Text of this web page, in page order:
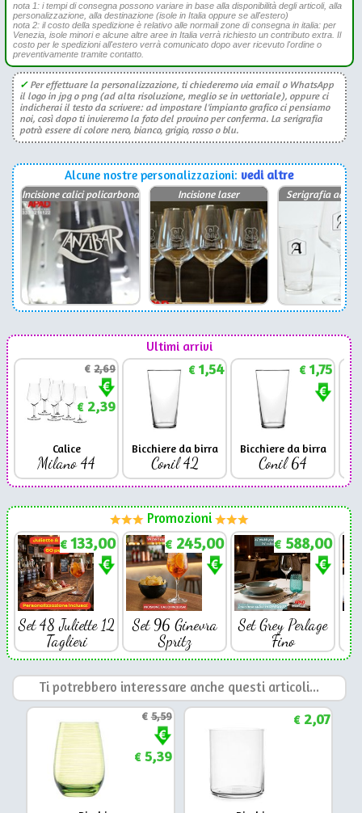
nota 1: i tempi di consegna possono variare in base alla disponibilità degli articoli, alla
personalizzazione, alla destinazione (isole in Italia oppure se all'estero)
nota 2: il costo della spedizione è relativo alle normali zone di consegna in italia: per
Venezia, isole minori e alcune altre aree in Italia verrà richiesto un contributo extra. Il
costo per le spedizioni all'estero verrà comunicato dopo aver ricevuto l'ordine o
preventivamente tramite contatto.
✓Per effettuare la personalizzazione, ti chiederemo via email o WhatsApp
il logo in jpg o png (ad alta risoluzione, meglio se in vettoriale), oppure ci
indicherai il testo da scrivere: ad impostare l'impianto grafico ci pensiamo
noi, così dopo ti invieremo la foto del provino per conferma. La serigrafia
potrà essere di colore nero, bianco, grigio, rosso o blu.
Alcune nostre personalizzazioni: vedi altre
Incisione calici policarbonato Incisione laser Serigrafia ad un
Ultimi arrivi
€2,69
€2,39
Calice
Milano 44
€1,54
Bicchiere da birra
Conil 42
€1,75
Bicchiere da birra
Conil 64
Promozioni
€ 133,00
Set 48 Juliette 12
Taglieri
€ 245,00
Set 96 Ginevra
Spritz
€ 588,00
Set Grey Perlage
Fino
Ti potrebbero interessare anche questi articoli...
€5,59
€5,39
€2,07